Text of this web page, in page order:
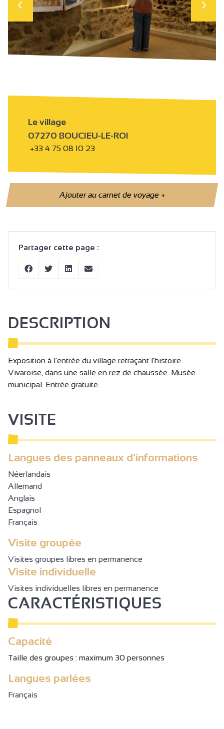
Le village
07270 BOUCIEU-LE-ROI
+33 4 75 08 10 23
Ajouter au carnet de voyage+
Partager cette page :
DESCRIPTION
Exposition à l'entrée du village retraçant l'histoire
Vivaroise, dans une salle en rez de chaussée. Musée
municipal. Entrée gratuite.
VISITE
Langues des panneaux d’informations
Néerlandais
Allemand
Anglais
Espagnol
Français
Visite groupée
Visites groupes libres en permanence
Visite individuelle
Visites individuelles libres en permanence
CARACTÉRISTIQUES
Capacité
Taille des groupes : maximum 30 personnes
Langues parlées
Français